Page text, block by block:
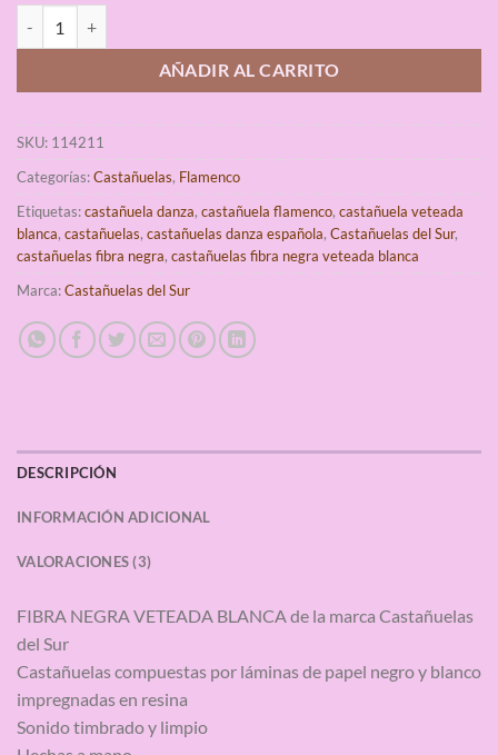
AÑADIR AL CARRITO
SKU: 114211
Categorías:Castañuelas, Flamenco
Etiquetas:castañuela danza, castañuela flamenco, castañuela veteada
blanca, castañuelas, castañuelas danza española, Castañuelas del Sur,
castañuelas fibra negra, castañuelas fibra negra veteada blanca
Marca:Castañuelas del Sur
DESCRIPCIÓN
INFORMACIÓN ADICIONAL
VALORACIONES (3)
FIBRA NEGRA VETEADA BLANCA de la marca Castañuelas
del Sur
Castañuelas compuestas por láminas de papel negro y blanco
impregnadas en resina
Sonido timbrado y limpio